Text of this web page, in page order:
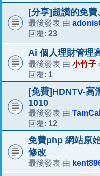
[分享]超讚的免
最後發表 由
回覆: 23
Ai 個人理財管理
最後發表 由 小竹子
回覆: 1
[免費]HDNTV-高
1010
最後發表 由
回覆: 12
免費php 網站原
修改
最後發表 由